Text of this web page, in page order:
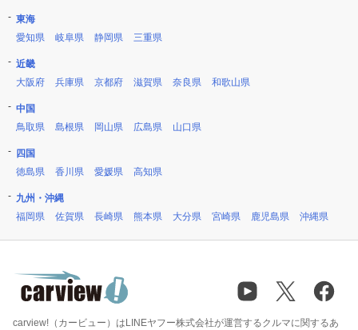
東海
愛知県
岐阜県 静岡県 三重県
近畿
大阪府
兵庫県 京都府 滋賀県 奈良県 和歌山県
中国
鳥取県
島根県 岡山県 広島県 山口県
四国
徳島県
香川県 愛媛県 高知県
九州・沖縄
福岡県
佐賀県 長崎県 熊本県 大分県 宮崎県 鹿児島県 沖縄県
carview!（カービュー）はLINEヤフー株式会社が運営するクルマに関するあ